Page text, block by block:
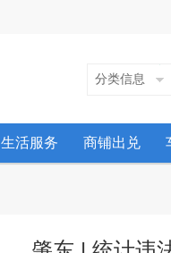
分类信息
生活服务 商铺出兑